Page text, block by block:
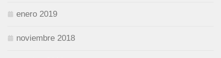
enero 2019
noviembre 2018